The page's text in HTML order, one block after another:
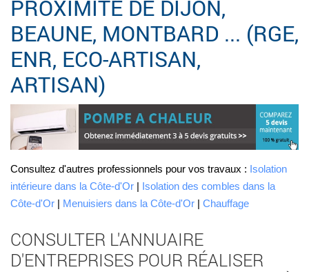
PROXIMITÉ DE DIJON,
BEAUNE, MONTBARD ... (RGE,
ENR, ECO-ARTISAN,
ARTISAN)
Consultez d'autres professionnels pour vos travaux : Isolation
intérieure dans la Côte-d'Or | Isolation des combles dans la
Côte-d'Or | Menuisiers dans la Côte-d'Or | Chauffage
CONSULTER L'ANNUAIRE
D'ENTREPRISES POUR RÉALISER